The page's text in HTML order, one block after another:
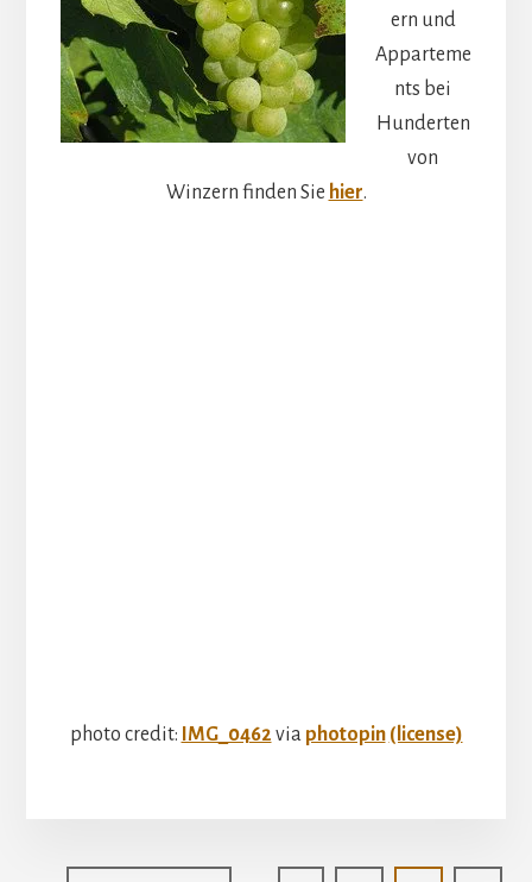
ern und
Apparteme
nts bei
Hunderten
von
Winzern finden Sie hier.
photo credit: IMG_0462 via photopin (license)